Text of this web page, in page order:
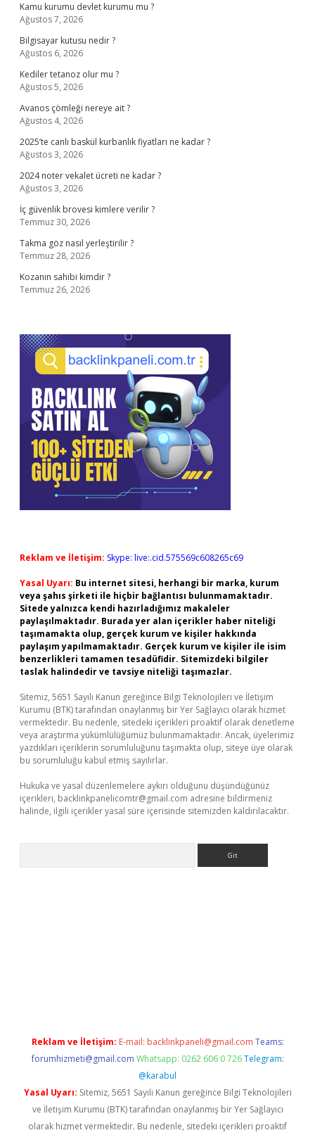
Kamu kurumu devlet kurumu mu ?
Ağustos 7, 2026
Bilgisayar kutusu nedir ?
Ağustos 6, 2026
Kediler tetanoz olur mu ?
Ağustos 5, 2026
Avanos çömleği nereye ait ?
Ağustos 4, 2026
2025’te canlı baskül kurbanlık fiyatları ne kadar ?
Ağustos 3, 2026
2024 noter vekalet ücreti ne kadar ?
Ağustos 3, 2026
İç güvenlik brovesi kimlere verilir ?
Temmuz 30, 2026
Takma göz nasıl yerleştirilir ?
Temmuz 28, 2026
Kozanın sahibi kimdir ?
Temmuz 26, 2026
Reklam ve İletişim: Skype: live:.cid.575569c608265c69
Yasal Uyarı: Bu internet sitesi, herhangi bir marka, kurum
veya şahıs şirketi ile hiçbir bağlantısı bulunmamaktadır.
Sitede yalnızca kendi hazırladığımız makaleler
paylaşılmaktadır. Burada yer alan içerikler haber niteliği
taşımamakta olup, gerçek kurum ve kişiler hakkında
paylaşım yapılmamaktadır. Gerçek kurum ve kişiler ile isim
benzerlikleri tamamen tesadüfidir. Sitemizdeki bilgiler
taslak halindedir ve tavsiye niteliği taşımazlar.
Sitemiz, 5651 Sayılı Kanun gereğince Bilgi Teknolojileri ve İletişim
Kurumu (BTK) tarafından onaylanmış bir Yer Sağlayıcı olarak hizmet
vermektedir. Bu nedenle, sitedeki içerikleri proaktif olarak denetleme
veya araştırma yükümlülüğümüz bulunmamaktadır. Ancak, üyelerimiz
yazdıkları içeriklerin sorumluluğunu taşımakta olup, siteye üye olarak
bu sorumluluğu kabul etmiş sayılırlar.
Hukuka ve yasal düzenlemelere aykırı olduğunu düşündüğünüz
içerikleri, backlinkpanelicomtr@gmail.com adresine bildirmeniz
halinde, ilgili içerikler yasal süre içerisinde sitemizden kaldırılacaktır.
Reklam ve İletişim: E-mail: backlinkpaneli@gmail.com Teams:
forumhizmeti@gmail.com Whatsapp: 0262 606 0 726 Telegram:
@karabul
Yasal Uyarı: Sitemiz, 5651 Sayılı Kanun gereğince Bilgi Teknolojileri
ve İletişim Kurumu (BTK) tarafından onaylanmış bir Yer Sağlayıcı
olarak hizmet vermektedir. Bu nedenle, sitedeki içerikleri proaktif